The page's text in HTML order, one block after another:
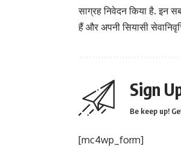
साग्रह निवेदन किया है. इन
हैं और अपनी सियासी
Sign
Be keep up!
[mc4wp_form]